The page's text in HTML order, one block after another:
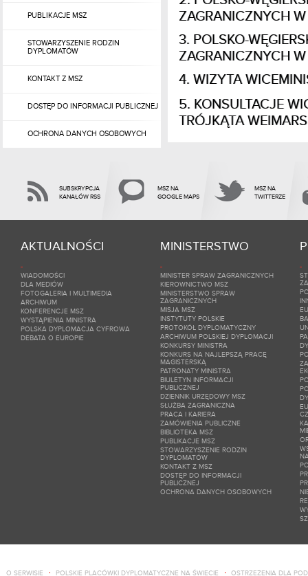
PUBLIKACJE MSZ
STOWARZYSZENIE RODZIN
DYPLOMATÓW
KONTAKT Z MSZ
DOSTĘP DO INFORMACJI PUBLICZNEJ
OCHRONA DANYCH OSOBOWYCH
ZAGRANICZNYCH
POLSKO-
ZAGRANICZNYCH
WIZYTA
KONSULTACJE
TRÓJKĄTA
SUBSKRYPCJA
KANAŁÓW RSS
MSZ NA
GOOGLE MAPS
MSZ NA
TWITTERZE
AKTUALNOŚCI
WIADOMOŚCI
DLA MEDIÓW
FOTOGALERIA I MULTIMEDIA
ARCHIWUM
KONFERENCJE MSZ
WYSTĄPIENIA MINISTRA
POLSKA DYPLOMACJA CYFROWA
DEBATA O EUROPIE
MINISTERSTWO
MINISTER SPRAW ZAGRANICZNYCH
KIEROWNICTWO MSZ
MINISTERSTWO SPRAW
ZAGRANICZNYCH
MISJA MSZ
INSTYTUTY POLSKIE
PROTOKÓŁ DYPLOMATYCZNY
ARCHIWUM POLSKIEJ DYPLOMACJI
KONKURSY MINISTRA
KONKURS NA NAJLEPSZĄ PRACĘ
MAGISTERSKĄ
PATRONATY MINISTRA
BIULETYN INFORMACJI
PUBLICZNEJ
DZIENNIK URZĘDOWY MSZ
SŁUŻBA ZAGRANICZNA
PRACA I KARIERA
ZAMÓWIENIA PUBLICZNE
BIBLIOTEKA MSZ
PUBLIKACJE MSZ
STOWARZYSZENIE RODZIN
DYPLOMATÓW
KONTAKT Z MSZ
DOSTĘP DO INFORMACJI
PUBLICZNEJ
OCHRONA DANYCH OSOBOWYCH
O SERWISIE POLSKIE PLACÓWKI DYPLOMATYCZNE NA ŚWIECIE OSTRZEŻENIA DLA